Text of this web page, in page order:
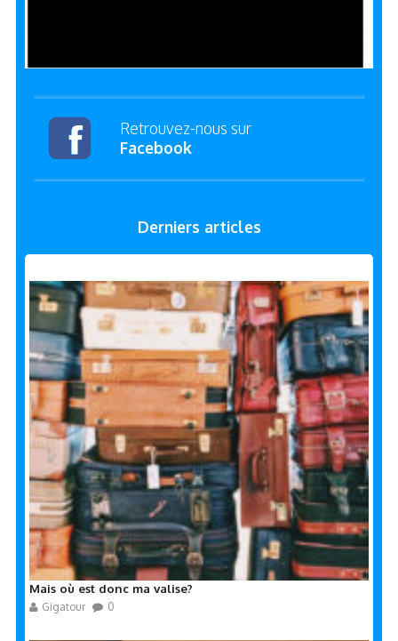
Retrouvez-nous sur
Facebook
Derniers articles
Mais où est donc ma valise?
Gigatour 0